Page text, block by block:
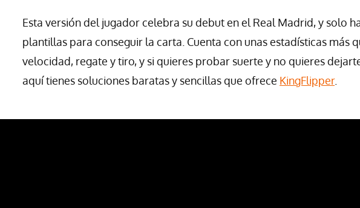
Esta versión del jugador celebra su debut en el Real Madrid, y solo
plantillas para conseguir la carta. Cuenta con unas estadísticas más
velocidad, regate y tiro, y si quieres probar suerte y no quieres
aquí tienes soluciones baratas y sencillas que ofrece KingFlipper.